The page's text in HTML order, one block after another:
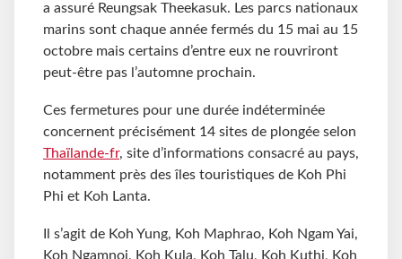
a assuré Reungsak Theekasuk. Les parcs nationaux
marins sont chaque année fermés du 15 mai au 15
octobre mais certains d’entre eux ne rouvriront
peut-être pas l’automne prochain.
Ces fermetures pour une durée indéterminée
concernent précisément 14 sites de plongée selon
Thaïlande-fr, site d’informations consacré au pays,
notamment près des îles touristiques de Koh Phi
Phi et Koh Lanta.
Il s’agit de Koh Yung, Koh Maphrao, Koh Ngam Yai,
Koh Ngamnoi, Koh Kula, Koh Talu, Koh Kuthi, Koh